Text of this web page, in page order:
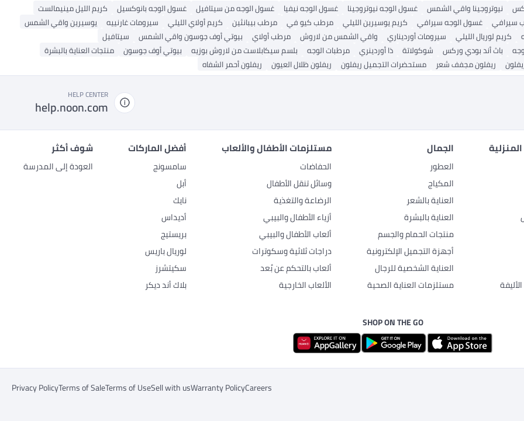
نيوتروجينا واقي الشمس غسول الوجه نيوتروجينا غسول الوجه نيفيا غسول الوجه من سيتافيل غسول الوجه بانوكسيل
كريم الليل مينيمالست
سيرافي غسول الوجه سيرافي كريم يوسيرين الليلي مرطب كيو في مرطب بيبانثين كريم أولاي الليلي سيرومات غارنييه
يوسيرين واقي الشمس
كريم لوريال الليلي سيرومات أورديناري واقي الشمس من لاروش مرطب أولاي بيوتي أوف جوسون واقي الشمس
سيتافيل
باث أند بودي وركس شوكولاتة ذا أوردينري مرطبات الوجه بلسم سيكابلاست من لاروش بوزيه بيوتي أوف جوسون
منتجات العناية بالبشرة
ريفلون مجفف شعر مستحضرات التجميل ريفلون ريفلون ظلال العيون ريفلون أحمر الشفاه
HELP CENTER
help.noon.com
الجمال
العطور
المكياج
العناية بالشعر
العناية بالبشرة
منتجات الحمام والجسم
أجهزة التجميل الإلكترونية
العناية الشخصية للرجال
مستلزمات العناية الصحية
مستلزمات الأطفال والألعاب
الحفاضات
وسائل تنقل الأطفال
الرضاعة والتغذية
أزياء الأطفال والبيبي
ألعاب الأطفال والبيبي
دراجات ثلاثية وسكوترات
ألعاب بالتحكم عن بُعد
الألعاب الخارجية
أفضل الماركات
سامسونج
أبل
نايك
أديداس
بريستيج
لوريال باريس
سكيتشرز
بلاك أند ديكر
شوف أكثر
العودة إلى المدرسة
SHOP ON THE GO
Careers
Warranty Policy
Sell with us
Terms of Use
Terms of Sale
Privacy Policy